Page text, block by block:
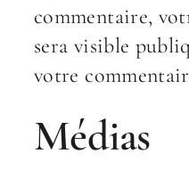
commentaire,
sera visible
votre
Médias